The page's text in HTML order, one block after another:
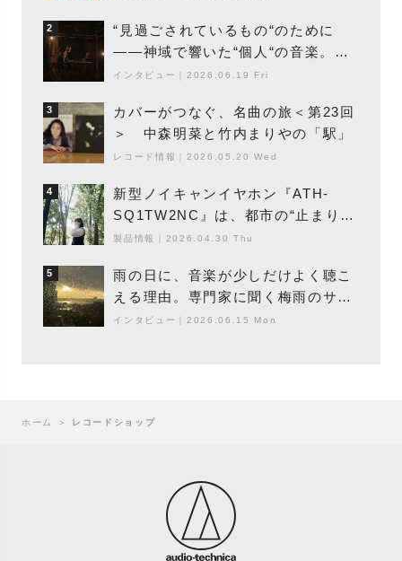
2
“見過ごされているもの“のために
――神域で響いた“個人“の音楽。冥
丁の『赤城 夜神楽』をレポート
インタビュー 2026.06.19 Fri
3
カバーがつなぐ、名曲の旅＜第23回
＞ 中森明菜と竹内まりやの「駅」
レコード情報 2026.05.20 Wed
4
新型ノイキャンイヤホン『ATH-
SQ1TW2NC』は、都市の“止まり
木”になり得るーシンガーソングライ
製品情報 2026.04.30 Thu
5
雨の日に、音楽が少しだけよく聴こ
える理由。専門家に聞く梅雨のサウ
ンドスケープ
インタビュー 2026.06.15 Mon
ホーム ＞ レコードショップ